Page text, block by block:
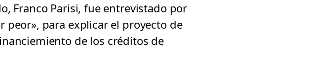
Franco Parisi, fue entrevistado por
peor», para explicar el proyecto de
de los créditos de